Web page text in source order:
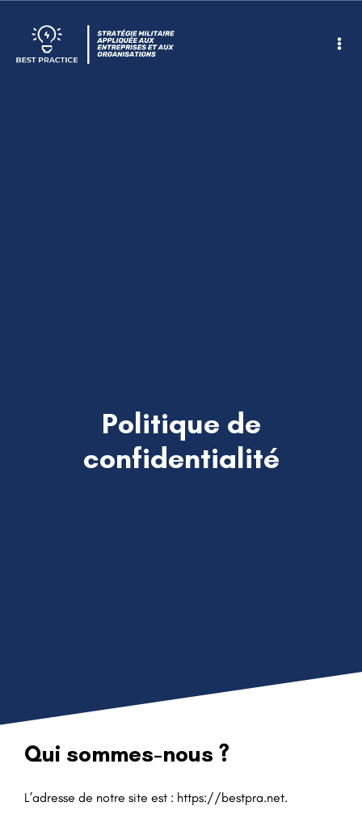
Politique de
confidentialité
Qui sommes-nous ?
L’adresse de notre site est : https://bestpra.net.